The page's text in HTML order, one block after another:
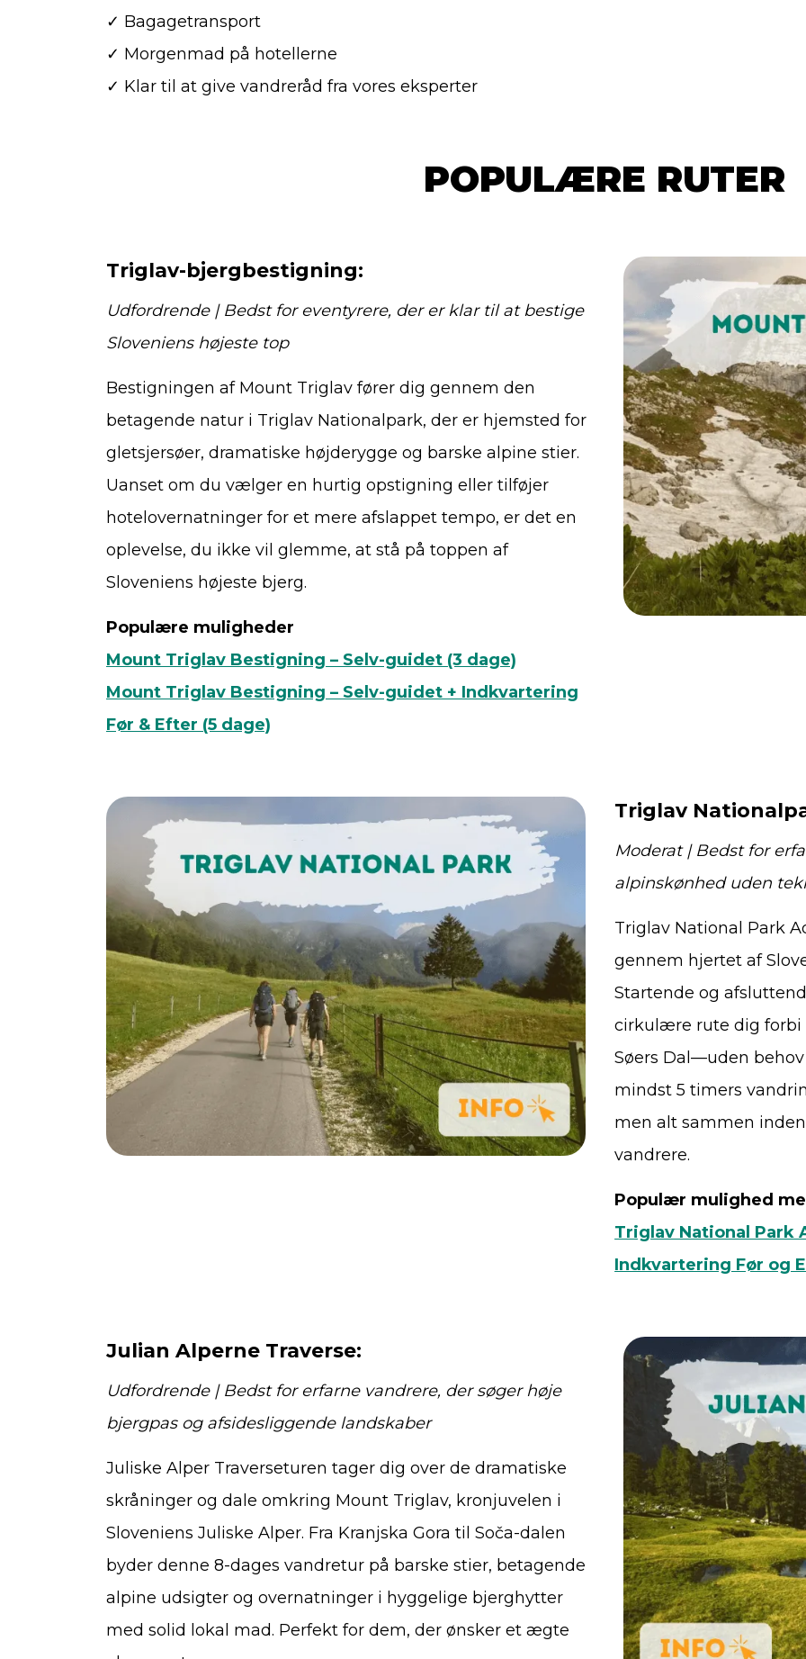
✓ Bagagetransport
✓ Morgenmad på hotellerne
✓ Klar til at give vandreråd fra vores eksperter
POPULÆRE RUTER
Triglav-bjergbestigning:
Udfordrende | Bedst for eventyrere, der er klar til at bestige
Sloveniens højeste top
Bestigningen af Mount Triglav fører dig gennem den
betagende natur i Triglav Nationalpark, der er hjemsted for
gletsjersøer, dramatiske højderygge og barske alpine stier.
Uanset om du vælger en hurtig opstigning eller tilføjer
hotelovernatninger for et mere afslappet tempo, er det en
oplevelse, du ikke vil glemme, at stå på toppen af
Sloveniens højeste bjerg.
Populære muligheder
Mount Triglav Bestigning – Selv-guidet (3 dage)
Mount Triglav Bestigning – Selv-guidet + Indkvartering
Før & Efter (5 dage)
Triglav
Moderat | Bedst for
alpinskønhed uden
Triglav National Park
gennem hjertet af
Startende og
cirkulære rute dig forbi
Søers Dal—uden
mindst 5 timers
men alt sammen
vandrere.
Populær mulighed
Triglav National Park
Indkvartering Før og
Julian Alperne Traverse:
Udfordrende | Bedst for erfarne vandrere, der søger høje
bjergpas og afsidesliggende landskaber
Juliske Alper Traverseturen tager dig over de dramatiske
skråninger og dale omkring Mount Triglav, kronjuvelen i
Sloveniens Juliske Alper. Fra Kranjska Gora til Soča-dalen
byder denne 8-dages vandretur på barske stier, betagende
alpine udsigter og overnatninger i hyggelige bjerghytter
med solid lokal mad. Perfekt for dem, der ønsker et ægte